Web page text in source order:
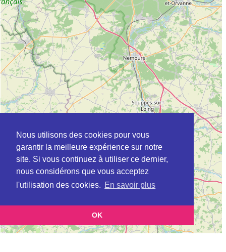
Nous utilisons des cookies pour vous
garantir la meilleure expérience sur notre
site. Si vous continuez à utiliser ce dernier,
nous considérons que vous acceptez
l'utilisation des cookies. En savoir plus
OK